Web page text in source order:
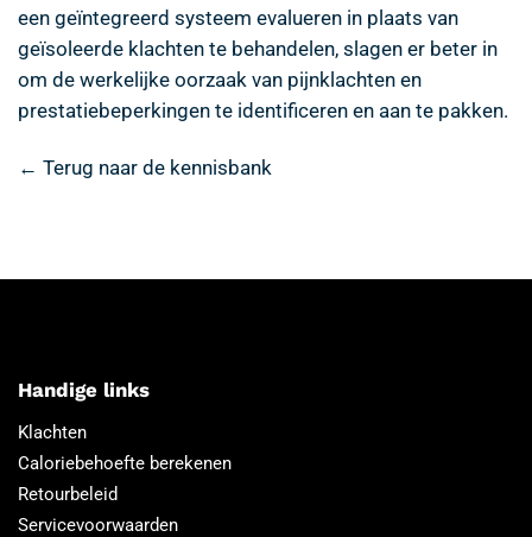
een geïntegreerd systeem evalueren in plaats van
geïsoleerde klachten te behandelen, slagen er beter in
om de werkelijke oorzaak van pijnklachten en
prestatiebeperkingen te identificeren en aan te pakken.
← Terug naar de kennisbank
Handige links
Klachten
Caloriebehoefte berekenen
Retourbeleid
Servicevoorwaarden